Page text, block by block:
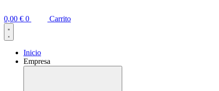
0,00 € 0 Carrito
Inicio
Empresa